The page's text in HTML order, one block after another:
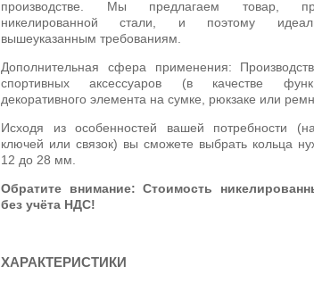
производстве. Мы предлагаем товар,
никелированной стали, и поэтому
вышеуказанным требованиям.
Дополнительная сфера применения:
спортивных аксессуаров (в качестве
декоративного элемента на сумке, рюкзаке или
Исходя из особенностей вашей потребности
ключей или связок) вы сможете выбрать кольца
12 до 28 мм.
Обратите внимание: Стоимость
без учёта НДС!
ХАРАКТЕРИСТИКИ